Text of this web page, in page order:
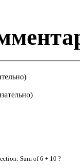
Sum of 6 + 10 ?